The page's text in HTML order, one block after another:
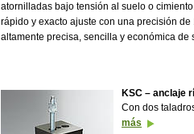
atornilladas bajo tensión al suelo o
rápido y exacto ajuste con una precisión
altamente precisa, sencilla y económica de
KSC – anclaje
Con dos
más